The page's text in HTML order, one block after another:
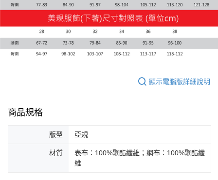
宅配貨到付款(離島恕不配送)
顯示電腦版詳細說明
商品規格
版型 亞規
材質
表布：100%聚酯纖維；網布：100%聚酯纖
維